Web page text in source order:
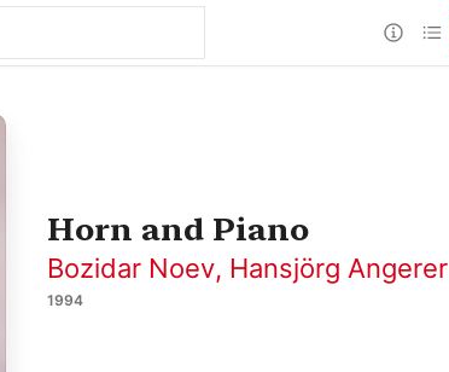
Horn and Piano
Bozidar Noev, Hansjörg Angerer
1994